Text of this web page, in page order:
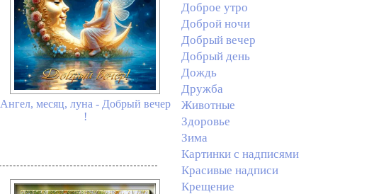
Ангел, месяц, луна - Добрый вечер
!
Доброе утро
Доброй ночи
Добрый вечер
Добрый день
Дождь
Дружба
Животные
Здоровье
Зима
Картинки с надписями
Красивые надписи
Крещение